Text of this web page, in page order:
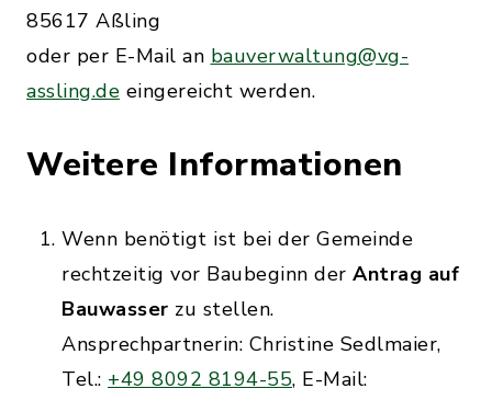
85617 Aßling
oder per E-Mail an bauverwaltung@vg-
assling.de eingereicht werden.
Weitere Informationen
Wenn benötigt ist bei der Gemeinde
rechtzeitig vor Baubeginn der Antrag auf
Bauwasser zu stellen.
Ansprechpartnerin: Christine Sedlmaier,
Tel.: +49 8092 8194-55, E-Mail: